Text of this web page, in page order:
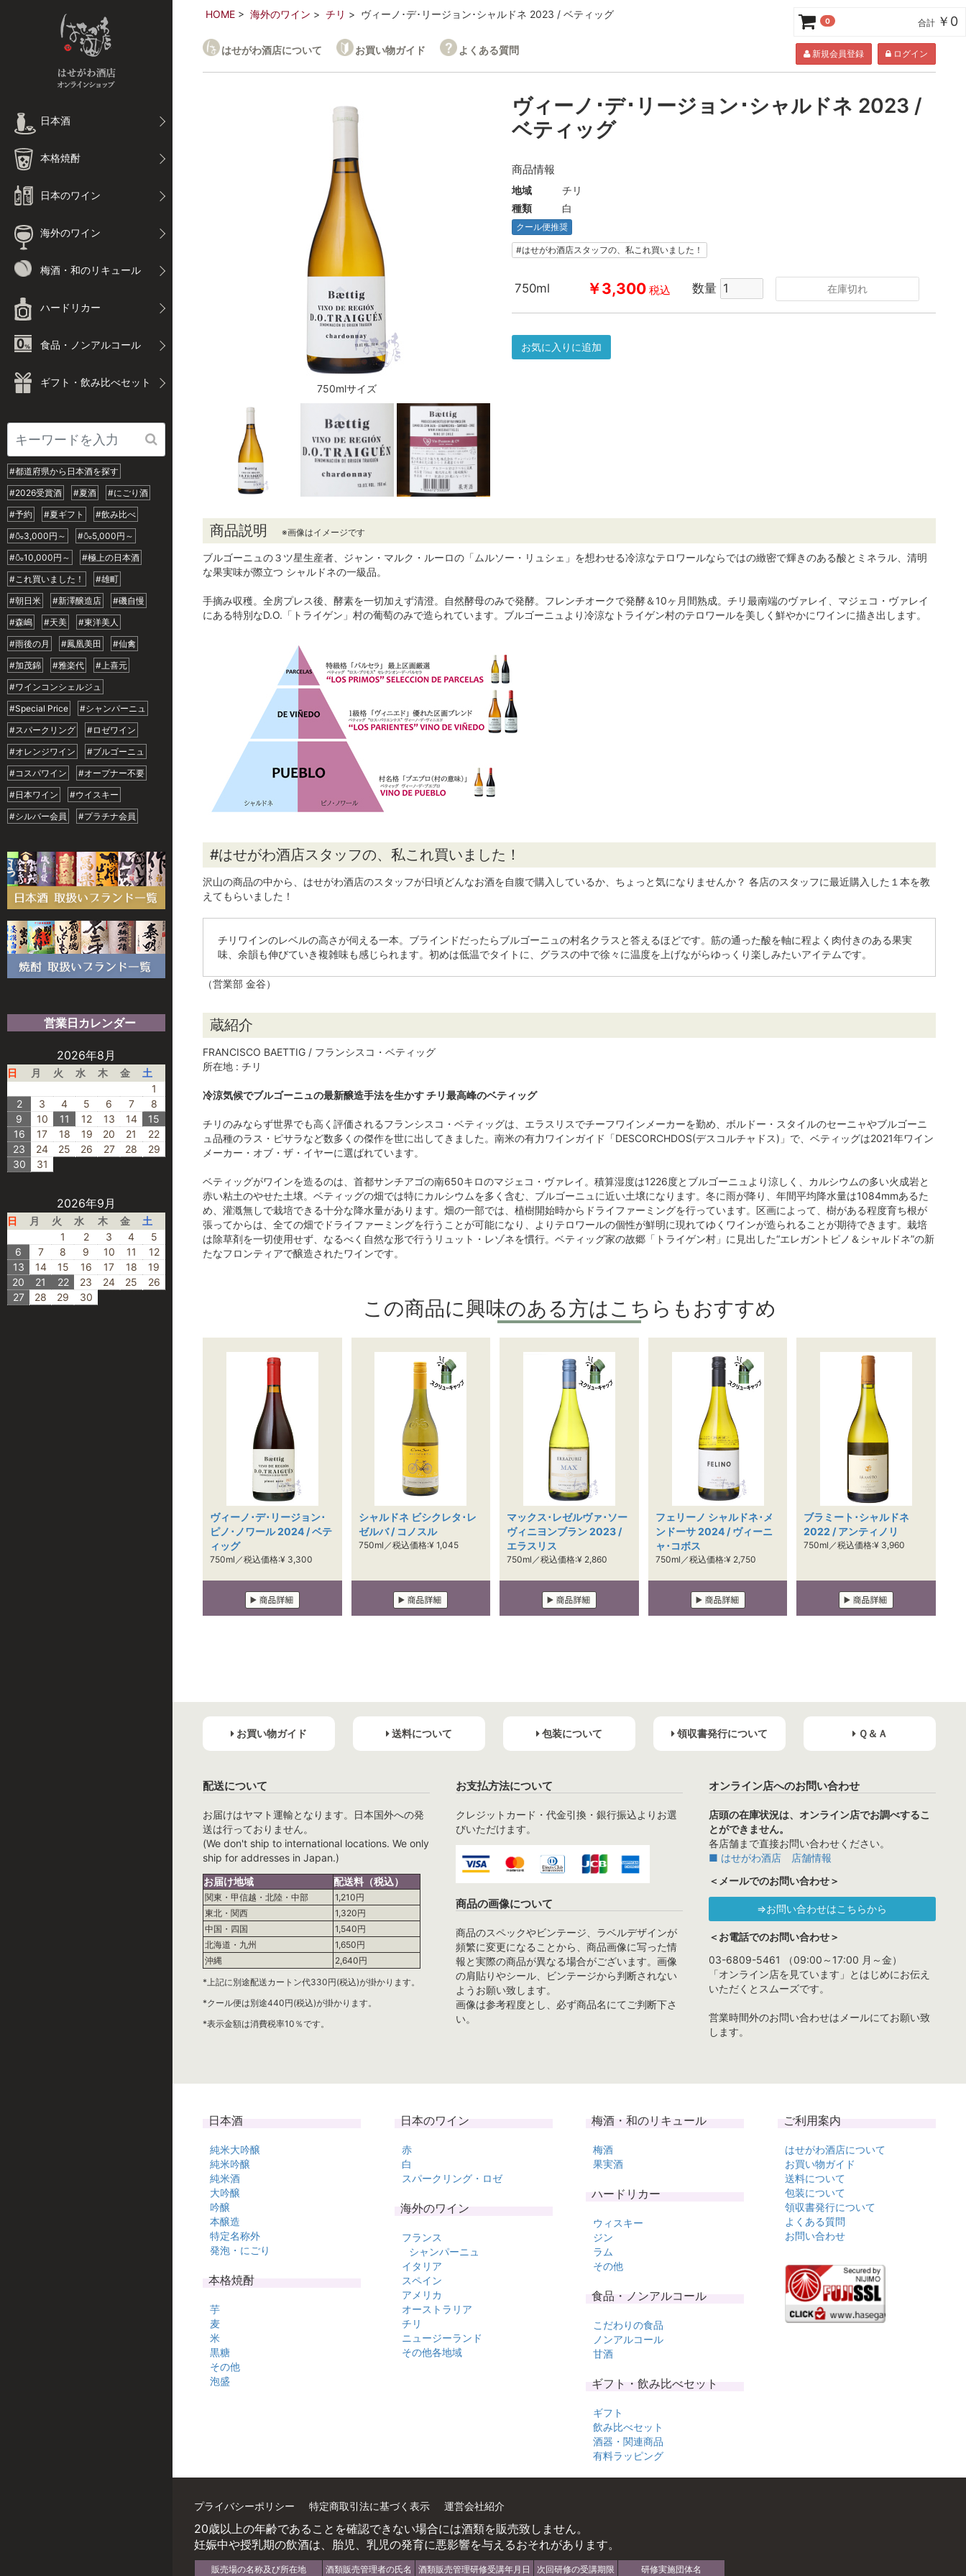
日本酒
本格焼酎
日本のワイン
海外のワイン
梅酒・和のリキュール
ハードリカー
食品・ノンアルコール
ギフト・飲み比べセット
#都道府県から日本酒を探す
#2026受賞酒
#夏酒
#にごり酒
#予約
#夏ギフト
#飲み比べ
#🍶3,000円～
#🍶5,000円～
#🍶10,000円～
#極上の日本酒
#これ買いました！
#雄町
#朝日米
#新澤醸造店
#磯自慢
#森嶋
#天美
#東洋美人
#雨後の月
#鳳凰美田
#仙禽
#加茂錦
#雅楽代
#上喜元
#ワインコンシェルジュ
#Special Price
#シャンパーニュ
#スパークリング
#ロゼワイン
#オレンジワイン
#ブルゴーニュ
#コスパワイン
#オープナー不要
#日本ワイン
#ウイスキー
#シルバー会員
#プラチナ会員
営業日カレンダー
2026年8月
日 月 火 水 木 金
土
1
2
3 4 5 6 7
8
9
10 11 12 13 14
15
16
17 18 19 20 21
22
23
24 25 26 27 28
29
30
31
2026年9月
日 月 火 水 木 金
土
1
2 3 4
5
6
7 8 9 10 11
12
13
14 15 16 17 18
19
20
21 22 23 24 25
26
27
28 29 30
HOME 海外のワイン チリ ヴィーノ･デ･リージョン･シャルドネ 2023 / ベティッグ
はせがわ酒店について お買い物ガイド よくある質問 新規会員登録 ログイン
750mlサイズ
ヴィーノ･デ･リージョン･シャルドネ 2023 /
ベティッグ
商品情報
地域
チリ
種類
白
クール便推奨
#はせがわ酒店スタッフの、私これ買いました！
750ml ￥3,300 税込 数量 在庫切れ
お気に入りに追加
商品説明 ※画像はイメージです
ブルゴーニュの３ツ星生産者、ジャン・マルク・ルーロの「ムルソー・リュシェ」を想わせる冷涼なテロワールならではの緻密で輝きのある酸とミネラル、清明
な果実味が際立つ シャルドネの一級品。
手摘み収穫。全房プレス後、酵素を一切加えず清澄。自然酵母のみで発酵。フレンチオークで発酵＆10ヶ月間熟成。チリ最南端のヴァレイ、マジェコ・ヴァレイ
にある特別なD.O.「トライゲン」村の葡萄のみで造られています。ブルゴーニュより冷涼なトライゲン村のテロワールを美しく鮮やかにワインに描き出します。
#はせがわ酒店スタッフの、私これ買いました！
沢山の商品の中から、はせがわ酒店のスタッフが日頃どんなお酒を自腹で購入しているか、ちょっと気になりませんか？ 各店のスタッフに最近購入した１本を教
えてもらいました！
チリワインのレベルの高さが伺える一本。ブラインドだったらブルゴーニュの村名クラスと答えるほどです。筋の通った酸を軸に程よく肉付きのある果実
味、余韻も伸びていき複雑味も感じられます。初めは低温でタイトに、グラスの中で徐々に温度を上げながらゆっくり楽しみたいアイテムです。
（営業部 金谷）
蔵紹介
FRANCISCO BAETTIG / フランシスコ・ベティッグ
所在地 : チリ
冷涼気候でブルゴーニュの最新醸造手法を生かす チリ最高峰のベティッグ
チリのみならず世界でも高く評価されるフランシスコ・ベティッグは、エラスリスでチーフワインメーカーを勤め、ボルドー・スタイルのセーニャやブルゴーニ
ュ品種のラス・ピサラなど数多くの傑作を世に出してきました。南米の有力ワインガイド「DESCORCHDOS(デスコルチャドス)」で、ベティッグは2021年ワイン
メーカー・オブ・ザ・イヤーに選ばれています。
ベティッグがワインを造るのは、首都サンチアゴの南650キロのマジェコ・ヴァレイ。積算湿度は1226度とブルゴーニュより涼しく、カルシウムの多い火成岩と
赤い粘土のやせた土壌。ベティッグの畑では特にカルシウムを多く含む、ブルゴーニュに近い土壌になります。冬に雨が降り、年間平均降水量は1084mmあるた
め、灌漑無しで栽培できる十分な降水量があります。畑の一部では、植樹開始時からドライファーミングを行っています。区画によって、樹がある程度育ち根が
張ってからは、全ての畑でドライファーミングを行うことが可能になり、よりテロワールの個性が鮮明に現れてゆくワインが造られることが期待できます。栽培
は除草剤を一切使用せず、なるべく自然な形で行うリュット・レゾネを慣行。ベティッグ家の故郷「トライゲン村」に見出した“エレガントピノ＆シャルドネ”の新
たなフロンティアで醸造されたワインです。
この商品に興味のある方はこちらもおすすめ
ヴィーノ･デ･リージョン･
ピノ･ノワール 2024 / ベテ
ィッグ
750ml／税込価格:¥ 3,300
シャルドネ ビシクレタ･レ
ゼルバ / コノスル
750ml／税込価格:¥ 1,045
マックス･レゼルヴァ･ソー
ヴィニヨンブラン 2023 /
エラスリス
750ml／税込価格:¥ 2,860
フェリーノ シャルドネ･メ
ンドーサ 2024 / ヴィーニ
ャ･コボス
750ml／税込価格:¥ 2,750
ブラミート･シャルドネ
2022 / アンティノリ
750ml／税込価格:¥ 3,960
0 合計 ￥0
お買い物ガイド 送料について 包装について 領収書発行について Ｑ＆Ａ
配送について
お届けはヤマト運輸となります。日本国外への発
送は行っておりません。
(We don't ship to international locations. We only
ship for addresses in Japan.)
お届け地域
配送料（税込）
関東・甲信越・北陸・中部
1,210円
東北・関西
1,320円
中国・四国
1,540円
北海道・九州
1,650円
沖縄
2,640円
*上記に別途配送カートン代330円(税込)が掛かります。
*クール便は別途440円(税込)が掛かります。
*表示金額は消費税率10％です。
お支払方法について
クレジットカード・代金引換・銀行振込よりお選
びいただけます。
商品の画像について
商品のスペックやビンテージ、ラベルデザインが
頻繁に変更になることから、商品画像に写った情
報と実際の商品が異なる場合がございます。画像
の肩貼りやシール、ビンテージから判断されない
ようお願い致します。
画像は参考程度とし、必ず商品名にてご判断下さ
い。
オンライン店へのお問い合わせ
店頭の在庫状況は、オンライン店でお調べするこ
とができません。
各店舗まで直接お問い合わせください。
■ はせがわ酒店 店舗情報
＜メールでのお問い合わせ＞
⇒お問い合わせはこちらから
＜お電話でのお問い合わせ＞
03-6809-5461 （09:00～17:00 月～金）
「オンライン店を見ています」とはじめにお伝え
いただくとスムーズです。
営業時間外のお問い合わせはメールにてお願い致
します。
日本酒
純米大吟醸
純米吟醸
純米酒
大吟醸
吟醸
本醸造
特定名称外
発泡・にごり
本格焼酎
芋
麦
米
黒糖
その他
泡盛
日本のワイン
赤
白
スパークリング・ロゼ
海外のワイン
フランス
シャンパーニュ
イタリア
スペイン
アメリカ
オーストラリア
チリ
ニュージーランド
その他各地域
梅酒・和のリキュール
梅酒
果実酒
ハードリカー
ウィスキー
ジン
ラム
その他
食品・ノンアルコール
こだわりの食品
ノンアルコール
甘酒
ギフト・飲み比べセット
ギフト
飲み比べセット
酒器・関連商品
有料ラッピング
ご利用案内
はせがわ酒店について
お買い物ガイド
送料について
包装について
領収書発行について
よくある質問
お問い合わせ
プライバシーポリシー 特定商取引法に基づく表示 運営会社紹介
20歳以上の年齢であることを確認できない場合には酒類を販売致しません。
妊娠中や授乳期の飲酒は、胎児、乳児の発育に悪影響を与えるおそれがあります。
販売場の名称及び所在地 酒類販売管理者の氏名 酒類販売管理研修受講年月日 次回研修の受講期限 研修実施団体名